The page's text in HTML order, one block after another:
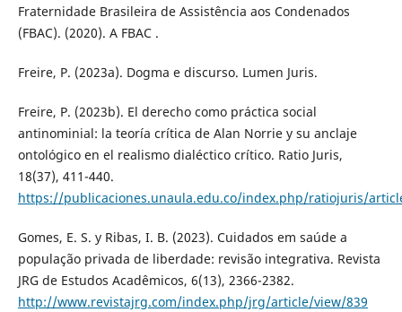
Fraternidade Brasileira de Assistência aos Condenados
(FBAC). (2020). A FBAC .
Freire, P. (2023a). Dogma e discurso. Lumen Juris.
Freire, P. (2023b). El derecho como práctica social
antinominial: la teoría crítica de Alan Norrie y su anclaje
ontológico en el realismo dialéctico crítico. Ratio Juris,
18(37), 411-440.
https://publicaciones.unaula.edu.co/index.php/ratiojuris/
Gomes, E. S. y Ribas, I. B. (2023). Cuidados em saúde a
população privada de liberdade: revisão integrativa. Revista
JRG de Estudos Acadêmicos, 6(13), 2366-2382.
http://www.revistajrg.com/index.php/jrg/article/view/839